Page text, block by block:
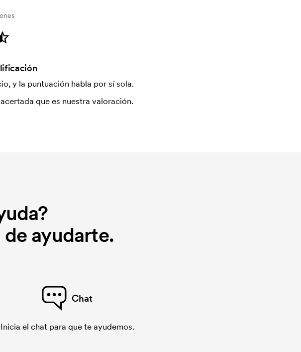
y la puntuación habla por sí sola.
que es nuestra valoración.
ayudarte.
Chat
Inicia el chat para que te ayudemos.